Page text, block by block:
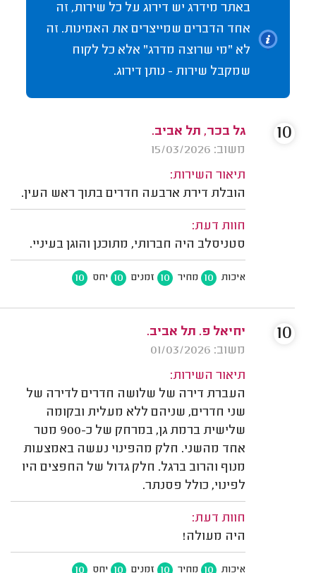
באתר מידרג יש דירוג על כל שירות, זה
אחד הדברים שמייצרים את האמינות. זה
לא "מי שרוצה מדרג" אלא כל לקוח
שמקבל שירות - נותן דירוג.
גל בכר, תל אביב.
משוב: 15/03/2026
תיאור השירות:
הובלת דירת ארבעה חדרים בתוך ראש העין.
חוות דעת:
סטניסלב היה חברותי, מתוכנן והוגן בעיניי.
איכות 10 מחיר 10 זמנים 10 יחס 10
10
יחיאל פ. תל אביב.
משוב: 01/03/2026
תיאור השירות:
העברת דירה של שלושה חדרים לדירה של
שני חדרים, שניהם ללא מעלית ובקומה
שלישית ברמת גן, במרחק של כ-900 מטר
אחד מהשני. חלק מהפינוי נעשה באמצעות
מנוף והרוב ברגל. חלק גדול של החפצים היו
לפינוי, כולל פסנתר.
חוות דעת:
היה מעולה!
איכות 10 מחיר 10 זמנים 10 יחס 10
10